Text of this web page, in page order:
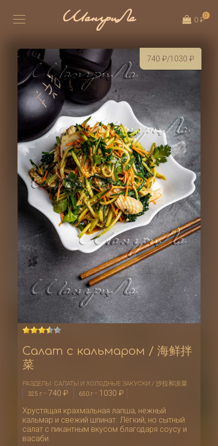
0
0 ₽
Салат с кальмаром / 海鲜拌
菜
РАЗДЕЛЫ: САЛАТЫ И ХОЛОДНЫЕ ЗАКУСКИ / 沙拉和凉菜
325 г- 740 ₽ 650 г- 1030 ₽
Хрустящая крахмальная лапша, нежный
кальмар и свежий шпинат. Лёгкий, но сытный
салат с пикантным вкусом благодаря соусу и
васаби
740 ₽/1030 ₽